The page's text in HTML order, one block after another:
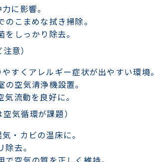
に影響。
こまめな拭き掃除。
しっかり除去。
意）
すくアレルギー症状が出やすい環境。
空気清浄機設置。
流動を良好に。
気循環が課題）
・カビの温床に。
去。